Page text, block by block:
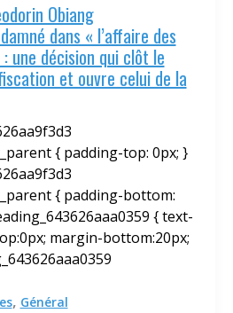
Obiang
dans « l’affaire des
une décision qui clôt le
et ouvre celui de la
{ padding-top: 0px; }
{ padding-bottom:
{ text-
margin-bottom:20px;
, Général